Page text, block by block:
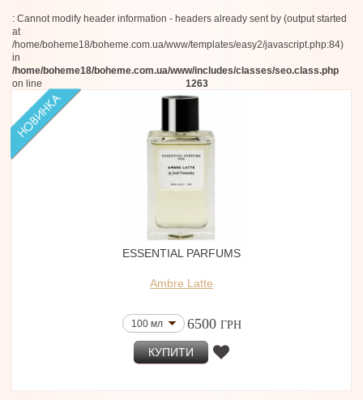
: Cannot modify header information - headers already sent by (output started
at
/home/boheme18/boheme.com.ua/www/templates/easy2/javascript.php:84)
in
/home/boheme18/boheme.com.ua/www/includes/classes/seo.class.php
on line
1263
ESSENTIAL PARFUMS
Ambre Latte
100 мл 6500 ГРН
КУПИТИ